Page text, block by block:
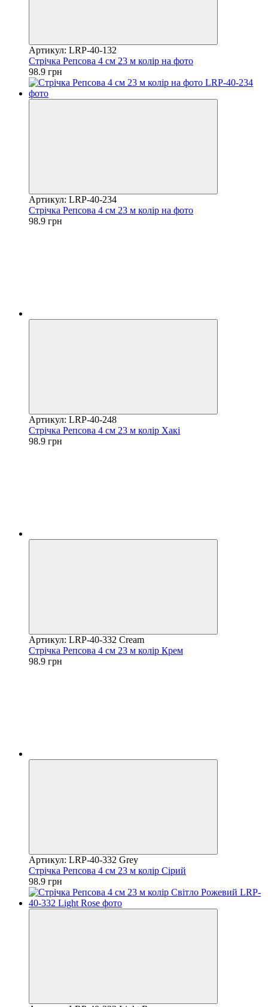
Артикул: LRP-40-132
Стрічка Репсова 4 см 23 м колір на фото
98.9 грн
Артикул: LRP-40-234
Стрічка Репсова 4 см 23 м колір на фото
98.9 грн
Артикул: LRP-40-248
Стрічка Репсова 4 см 23 м колір Хакі
98.9 грн
Артикул: LRP-40-332 Cream
Стрічка Репсова 4 см 23 м колір Крем
98.9 грн
Артикул: LRP-40-332 Grey
Стрічка Репсова 4 см 23 м колір Сірий
98.9 грн